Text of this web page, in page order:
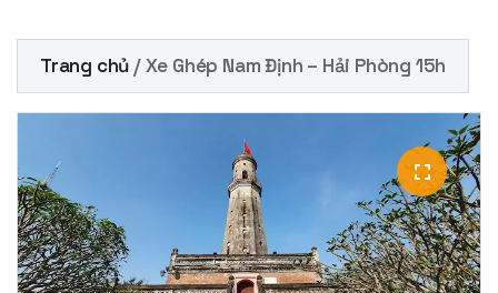
Trang chủ / Xe Ghép Nam Định – Hải Phòng 15h